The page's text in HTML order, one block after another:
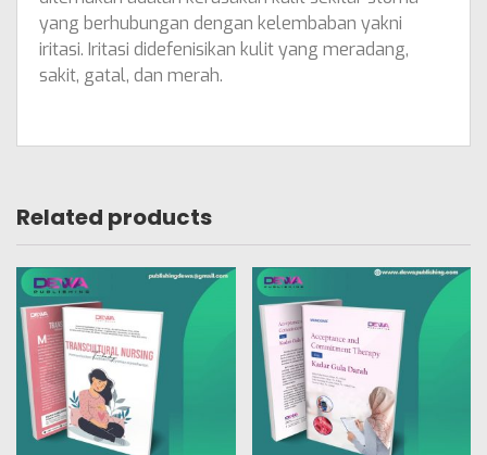
yang berhubungan dengan kelembaban yakni
iritasi. Iritasi didefenisikan kulit yang meradang,
sakit, gatal, dan merah.
Related products